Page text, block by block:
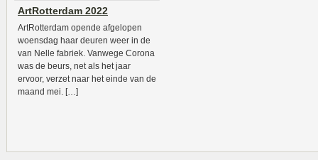
ArtRotterdam 2022
ArtRotterdam opende afgelopen
woensdag haar deuren weer in de
van Nelle fabriek. Vanwege Corona
was de beurs, net als het jaar
ervoor, verzet naar het einde van de
maand mei. […]